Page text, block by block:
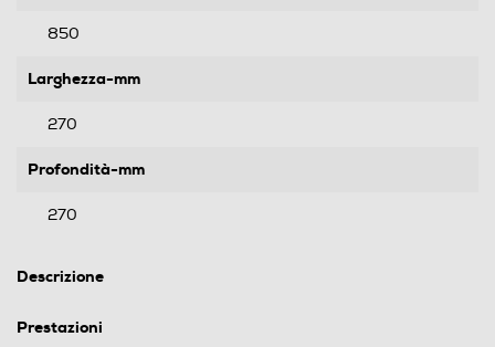
850
Larghezza-mm
270
Profondità-mm
270
Descrizione
Prestazioni